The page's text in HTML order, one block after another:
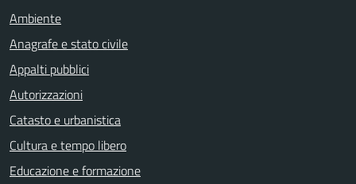
Ambiente
Anagrafe e stato civile
Appalti pubblici
Autorizzazioni
Catasto e urbanistica
Cultura e tempo libero
Educazione e formazione